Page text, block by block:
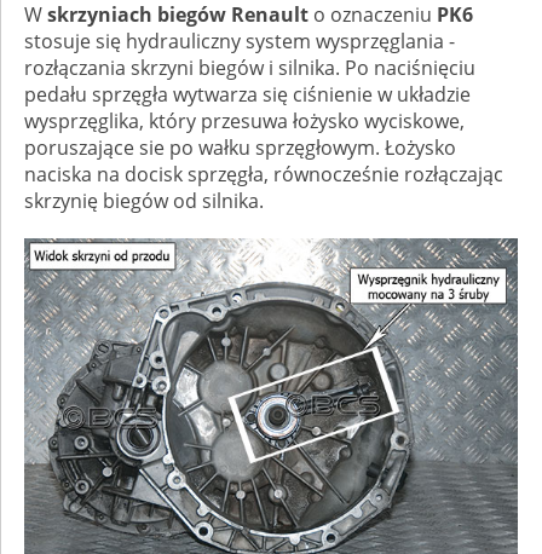
Wskrzyniach biegów Renault o oznaczeniu PK6
stosuje się hydrauliczny system wysprzęglania -
rozłączania skrzyni biegów i silnika. Po naciśnięciu
pedału sprzęgła wytwarza się ciśnienie w układzie
wysprzęglika, który przesuwa łożysko wyciskowe,
poruszające sie po wałku sprzęgłowym. Łożysko
naciska na docisk sprzęgła, równocześnie rozłączając
skrzynię biegów od silnika.